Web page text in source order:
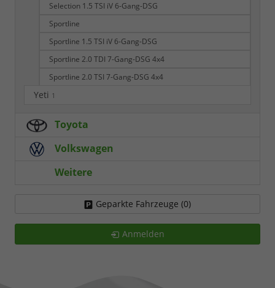
Selection 1.5 TSI iV 6-Gang-DSG
Sportline
Sportline 1.5 TSI iV 6-Gang-DSG
Sportline 2.0 TDI 7-Gang-DSG 4x4
Sportline 2.0 TSI 7-Gang-DSG 4x4
Yeti 1
Toyota
Volkswagen
Weitere
Geparkte Fahrzeuge (0)
Anmelden